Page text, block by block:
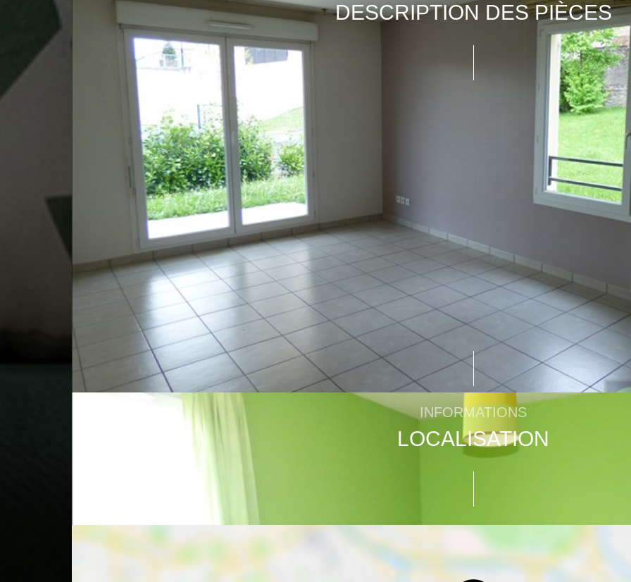
DESCRIPTION DES PIÈCES
Niveau Pièce Vue
Entrée
0 Cuisine
Séjour
Dégagement
Salle de bains
0 W.C. + lave-mains 1,5
INFORMATIONS
LOCALISATION